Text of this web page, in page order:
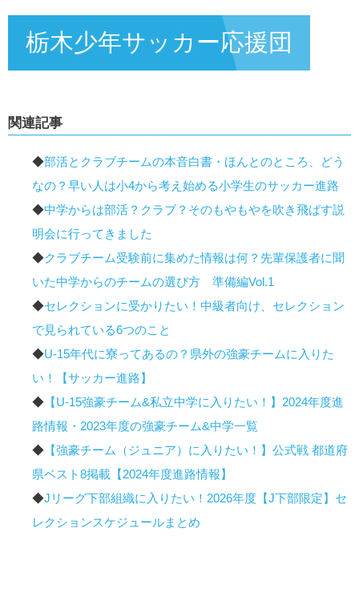
栃木少年サッカー応援団
関連記事
◆部活とクラブチームの本音白書・ほんとのところ、どう
なの？早い人は小4から考え始める小学生のサッカー進路
◆中学からは部活？クラブ？そのもやもやを吹き飛ばす説
明会に行ってきました
◆クラブチーム受験前に集めた情報は何？先輩保護者に聞
いた中学からのチームの選び方 準備編Vol.1
◆セレクションに受かりたい！中級者向け、セレクション
で見られている6つのこと
◆U-15年代に寮ってあるの？県外の強豪チームに入りた
い！【サッカー進路】
◆ 【U-15強豪チーム&私立中学に入りたい！】2024年度進
路情報・2023年度の強豪チーム&中学一覧
◆ 【強豪チーム（ジュニア）に入りたい！】公式戦 都道府
県ベスト8掲載【2024年度進路情報】
◆Jリーグ下部組織に入りたい！2026年度【J下部限定】セ
レクションスケジュールまとめ